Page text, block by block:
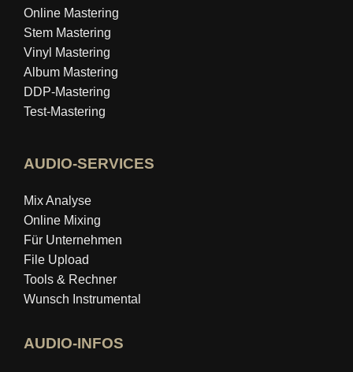
Online Mastering
Stem Mastering
Vinyl Mastering
Album Mastering
DDP-Mastering
Test-Mastering
AUDIO-SERVICES
Mix Analyse
Online Mixing
Für Unternehmen
File Upload
Tools & Rechner
Wunsch Instrumental
AUDIO-INFOS